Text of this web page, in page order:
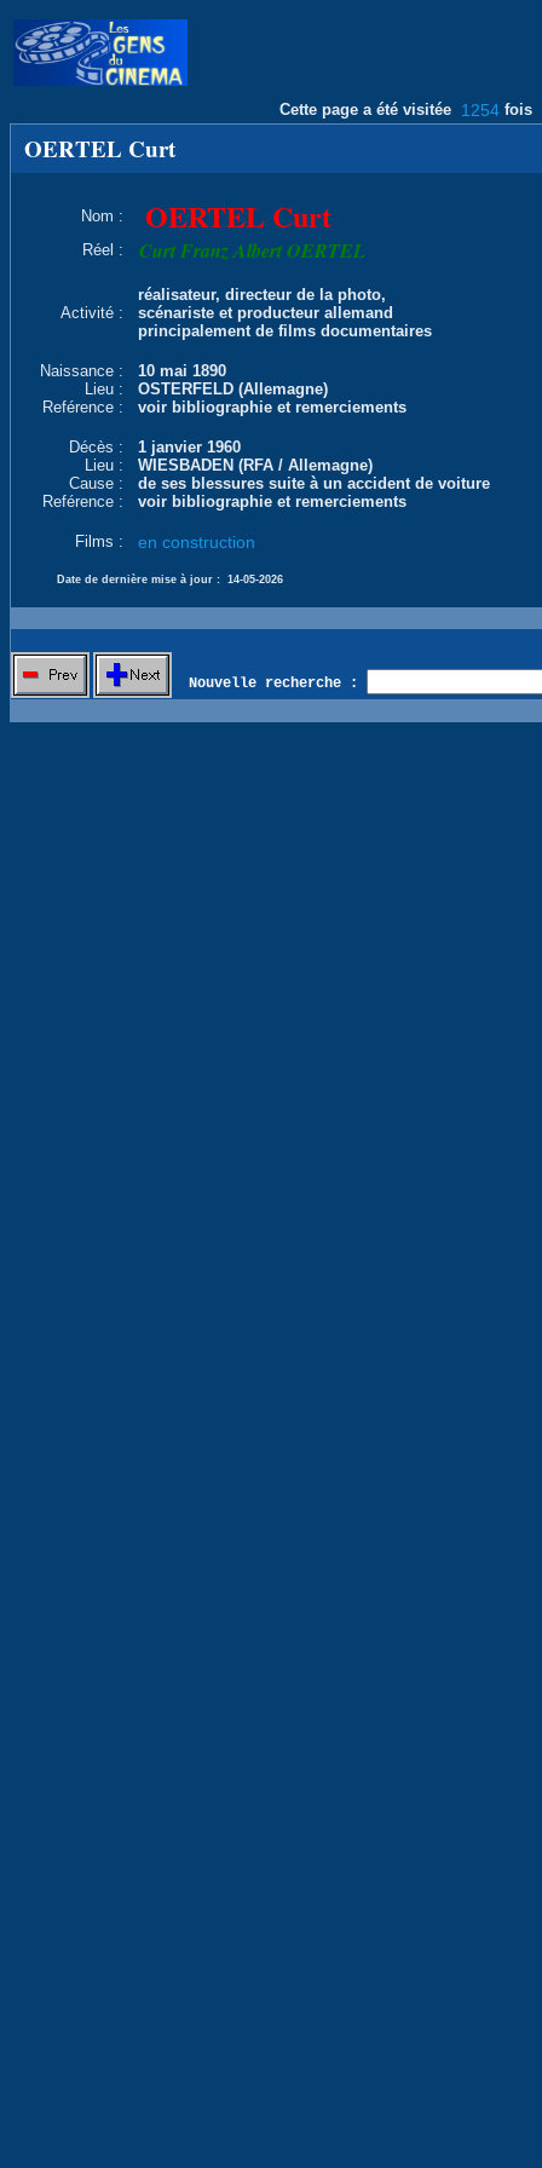
Cette page a été visitée 1254 fois
OERTEL Curt
Nom : OERTEL Curt
Réel : Curt Franz Albert OERTEL
Activité :
réalisateur, directeur de la photo,
scénariste et producteur allemand
principalement de films documentaires
Naissance :
10 mai 1890
Lieu :
OSTERFELD (Allemagne)
Reférence :
voir bibliographie et remerciements
Décès :
1 janvier 1960
Lieu :
WIESBADEN (RFA / Allemagne)
Cause :
de ses blessures suite à un accident de voiture
Reférence :
voir bibliographie et remerciements
Films : en construction
Date de dernière mise à jour : 14-05-2026
Nouvelle recherche :